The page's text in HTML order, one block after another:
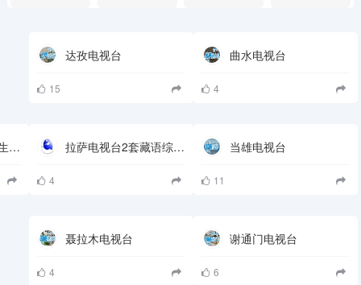
广西 四川
海南 宁夏 西藏
曲水电视台
4
达孜电视台
15
当雄电视台
11
拉萨电视台2套藏语综合频道
4
西藏电视台4套经济生活频道
谢通门电视台
6
聂拉木电视台
4